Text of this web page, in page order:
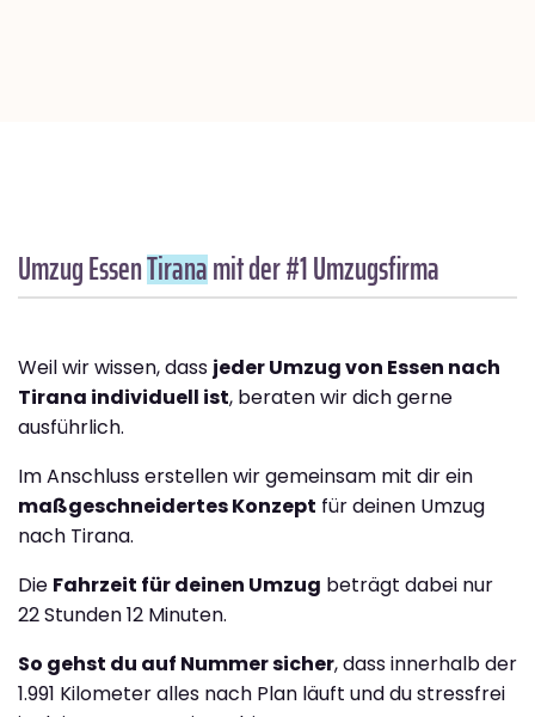
Umzug EssenTiranamit der #1 Umzugsfirma
Weil wir wissen, dass jeder Umzug von Essen nach
Tirana individuell ist, beraten wir dich gerne
ausführlich.
Im Anschluss erstellen wir gemeinsam mit dir ein
maßgeschneidertes Konzept für deinen Umzug
nach Tirana.
Die Fahrzeit für deinen Umzug beträgt dabei nur
22 Stunden 12 Minuten.
So gehst du auf Nummer sicher, dass innerhalb der
1.991 Kilometer alles nach Plan läuft und du stressfrei